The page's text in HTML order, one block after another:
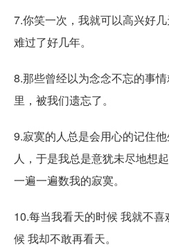
7.你笑一次，我就可以高兴好
难过了好几年。
8.那些曾经以为念念不忘的事
里，被我们遗忘了。
9.寂寞的人总是会用心的记住
人，于是我总是意犹未尽地想
一遍一遍数我的寂寞。
10.每当我看天的时候 我就不
候 我却不敢再看天。